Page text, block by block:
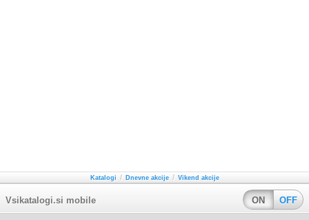
Katalogi / Dnevne akcije / Vikend akcije
Vsikatalogi.si mobile ON OFF